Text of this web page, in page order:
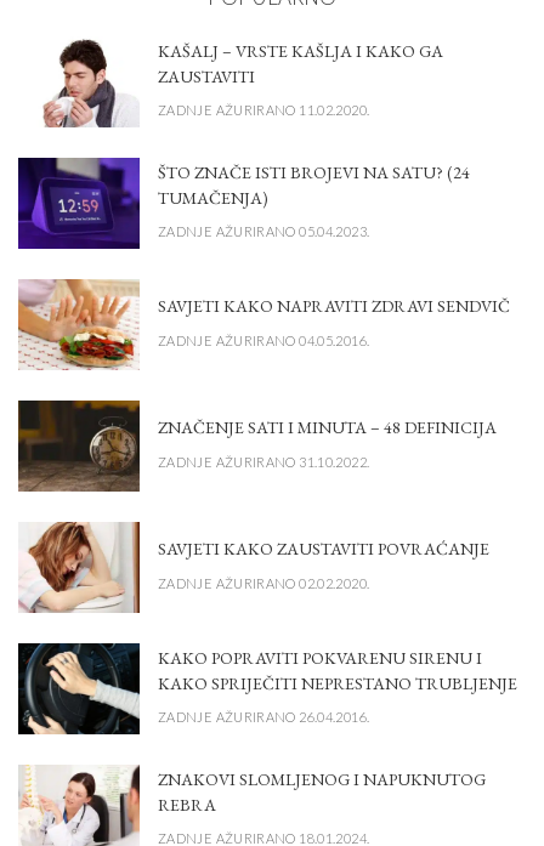
KAŠALJ – VRSTE KAŠLJA I KAKO GA
ZAUSTAVITI
ZADNJE AŽURIRANO 11.02.2020.
ŠTO ZNAČE ISTI BROJEVI NA SATU? (24
TUMAČENJA)
ZADNJE AŽURIRANO 05.04.2023.
SAVJETI KAKO NAPRAVITI ZDRAVI SENDVIČ
ZADNJE AŽURIRANO 04.05.2016.
ZNAČENJE SATI I MINUTA – 48 DEFINICIJA
ZADNJE AŽURIRANO 31.10.2022.
SAVJETI KAKO ZAUSTAVITI POVRAĆANJE
ZADNJE AŽURIRANO 02.02.2020.
KAKO POPRAVITI POKVARENU SIRENU I
KAKO SPRIJEČITI NEPRESTANO TRUBLJENJE
ZADNJE AŽURIRANO 26.04.2016.
ZNAKOVI SLOMLJENOG I NAPUKNUTOG
REBRA
ZADNJE AŽURIRANO 18.01.2024.